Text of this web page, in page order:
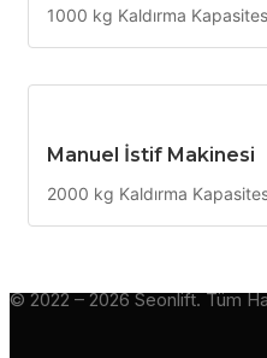
1000 kg Kaldırma
Manuel İstif Makinesi
2000 kg Kaldırma
© 2022 – 2026 Seonlift. Tüm